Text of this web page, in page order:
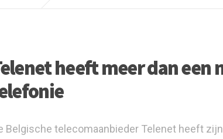
heeft meer dan
Belgische telecomaanbieder Telenet heeft